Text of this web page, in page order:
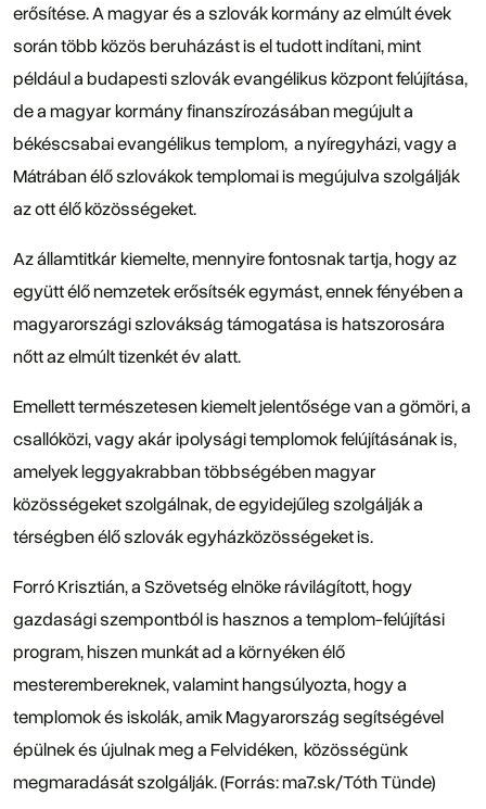
erősítése. A magyar és a szlovák kormány az elmúlt évek
során több közös beruházást is el tudott indítani, mint
például a budapesti szlovák evangélikus központ felújítása,
de a magyar kormány finanszírozásában megújult a
békéscsabai evangélikus templom, a nyíregyházi, vagy a
Mátrában élő szlovákok templomai is megújulva szolgálják
az ott élő közösségeket.
Az államtitkár kiemelte, mennyire fontosnak tartja, hogy az
együtt élő nemzetek erősítsék egymást, ennek fényében a
magyarországi szlovákság támogatása is hatszorosára
nőtt az elmúlt tizenkét év alatt.
Emellett természetesen kiemelt jelentősége van a gömöri, a
csallóközi, vagy akár ipolysági templomok felújításának is,
amelyek leggyakrabban többségében magyar
közösségeket szolgálnak, de egyidejűleg szolgálják a
térségben élő szlovák egyházközösségeket is.
Forró Krisztián, a Szövetség elnöke rávilágított, hogy
gazdasági szempontból is hasznos a templom-felújítási
program, hiszen munkát ad a környéken élő
mesterembereknek, valamint hangsúlyozta, hogy a
templomok és iskolák, amik Magyarország segítségével
épülnek és újulnak meg a Felvidéken, közösségünk
megmaradását szolgálják. (Forrás: ma7.sk/Tóth Tünde)